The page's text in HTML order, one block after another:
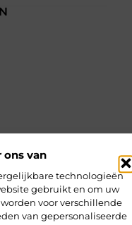
ons van
technologieën
gebruikt en om uw
voor verschillende
van gepersonaliseerde
Sport